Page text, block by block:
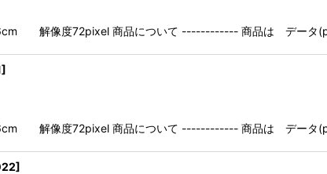
像度72pixel 商品について ------------ 商品は データ
]
像度72pixel 商品について ------------ 商品は データ
]